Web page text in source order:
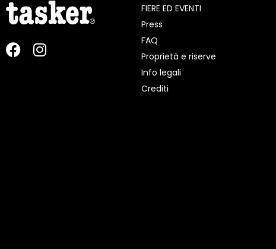
FIERE ED EVENTI
Press
FAQ
Proprietà e riserve
Info legali
Crediti